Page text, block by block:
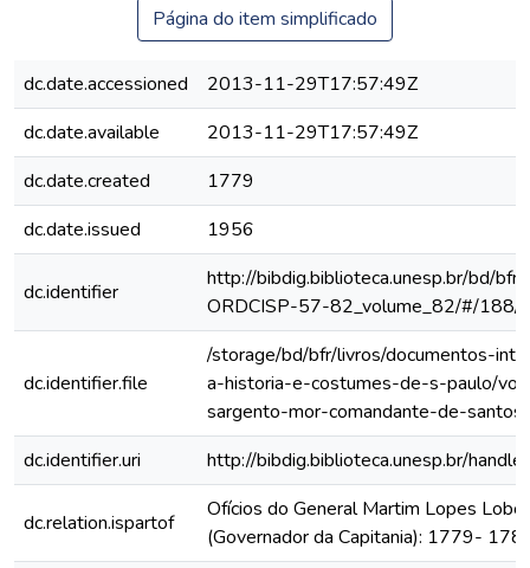
Página do item simplificado
dc.date.accessioned
2013-11-29T17:57:49Z
dc.date.available
2013-11-29T17:57:49Z
dc.date.created
1779
dc.date.issued
1956
dc.identifier
http://bibdig.biblioteca.unesp.br/bd/
ORDCISP-57-82_volume_82/#/188/
dc.identifier.file
/storage/bd/bfr/livros/documentos-
a-historia-e-costumes-de-s-paulo/
sargento-mor-comandante-de-
dc.identifier.uri
http://bibdig.biblioteca.unesp.br/
dc.relation.ispartof
Ofícios do General Martim Lopes Lobo
(Governador da Capitania): 1779-